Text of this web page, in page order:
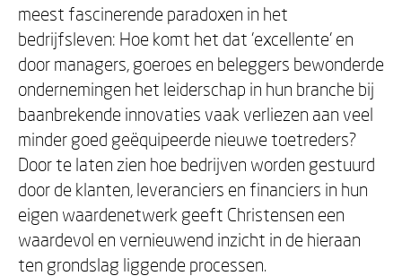
meest fascinerende paradoxen in het
bedrijfsleven: Hoe komt het dat 'excellente' en
door managers, goeroes en beleggers bewonderde
ondernemingen het leiderschap in hun branche bij
baanbrekende innovaties vaak verliezen aan veel
minder goed geëquipeerde nieuwe toetreders?
Door te laten zien hoe bedrijven worden gestuurd
door de klanten, leveranciers en financiers in hun
eigen waardenetwerk geeft Christensen een
waardevol en vernieuwend inzicht in de hieraan
ten grondslag liggende processen.